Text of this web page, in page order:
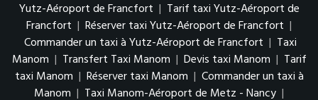
Yutz-Aéroport de Francfort | Tarif taxi Yutz-Aéroport de
Francfort | Réserver taxi Yutz-Aéroport de Francfort |
Commander un taxi à Yutz-Aéroport de Francfort | Taxi
Manom | Transfert Taxi Manom | Devis taxi Manom | Tarif
taxi Manom | Réserver taxi Manom | Commander un taxi à
Manom | Taxi Manom-Aéroport de Metz - Nancy |